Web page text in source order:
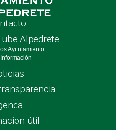
Alpedrete
Ayuntamiento
útil